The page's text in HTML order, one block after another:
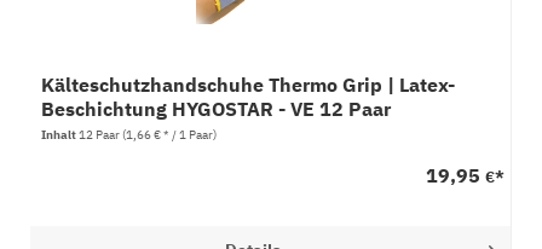
Kälteschutzhandschuhe Thermo Grip | Latex-
Beschichtung HYGOSTAR - VE 12 Paar
Inhalt12 Paar(1,66 € * / 1 Paar)
19,95 €*